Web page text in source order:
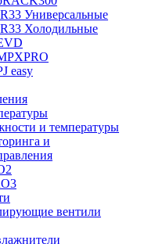
Универсальные
Холодильные
easy
и температуры
и
вентили